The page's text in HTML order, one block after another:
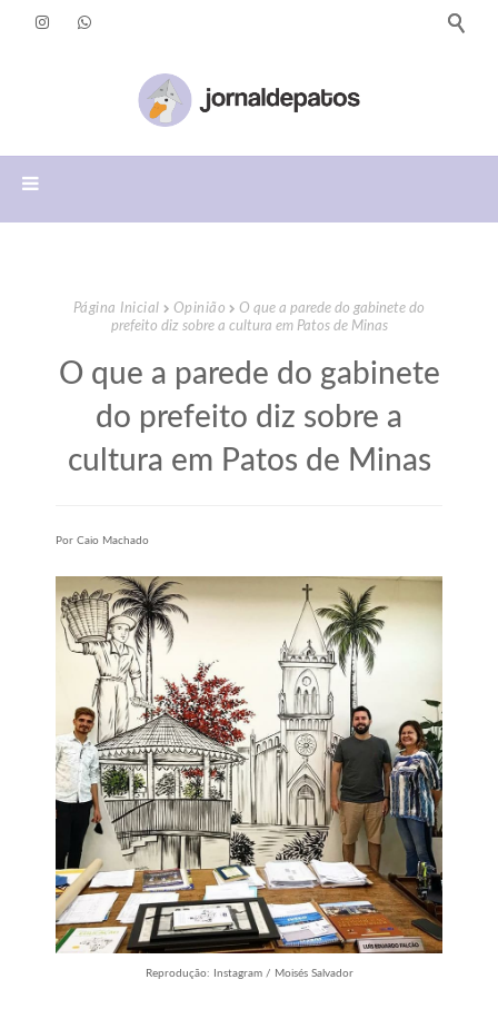
Página Inicial Opinião
O que a parede do gabinete do
prefeito diz sobre a cultura em Patos de Minas
O que a parede do gabinete
do prefeito diz sobre a
cultura em Patos de Minas
Por Caio Machado
Reprodução: Instagram / Moisés Salvador